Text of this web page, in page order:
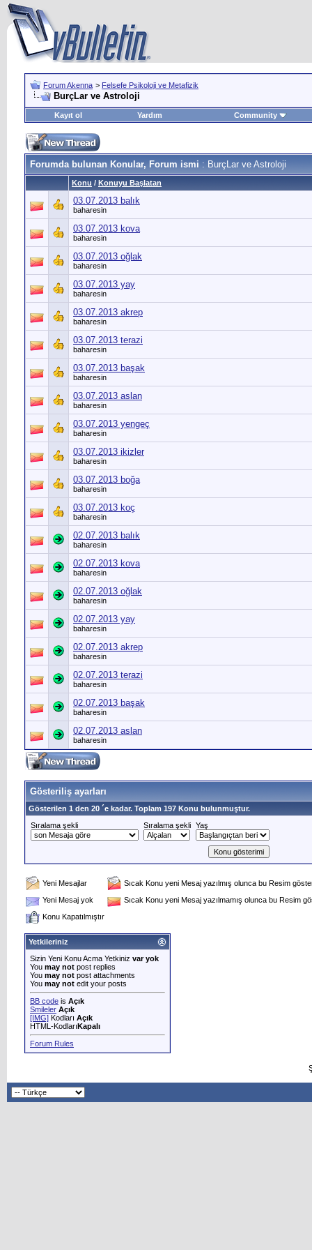
Forum Akenna > Felsefe Psikoloji ve Metafizik
BurçLar ve Astroloji
Kayıt ol Yardım Community
Forumda bulunan Konular, Forum ismi : BurçLar ve Astroloji
Konu / Konuyu Başlatan
03.07.2013 balık
baharesin
03.07.2013 kova
baharesin
03.07.2013 oğlak
baharesin
03.07.2013 yay
baharesin
03.07.2013 akrep
baharesin
03.07.2013 terazi
baharesin
03.07.2013 başak
baharesin
03.07.2013 aslan
baharesin
03.07.2013 yengeç
baharesin
03.07.2013 ikizler
baharesin
03.07.2013 boğa
baharesin
03.07.2013 koç
baharesin
02.07.2013 balık
baharesin
02.07.2013 kova
baharesin
02.07.2013 oğlak
baharesin
02.07.2013 yay
baharesin
02.07.2013 akrep
baharesin
02.07.2013 terazi
baharesin
02.07.2013 başak
baharesin
02.07.2013 aslan
baharesin
Gösteriliş ayarları
Gösterilen 1 den 20 ´e kadar. Toplam 197 Konu bulunmuştur.
Sıralama şekli
Sıralama şekli Yaş
Yeni Mesajlar
Sıcak Konu yeni Mesaj yazılmış olunca bu Resim
Yeni Mesaj yok
Sıcak Konu yeni Mesaj yazılmamış olunca bu Resim
Konu Kapatılmıştır
Yetkileriniz
Sizin Yeni Konu Acma Yetkiniz var yok
You may not post replies
You may not post attachments
You may not edit your posts
BB code is Açık
Smileler Açık
[IMG] Kodları Açık
HTML-KodlarıKapalı
Forum Rules